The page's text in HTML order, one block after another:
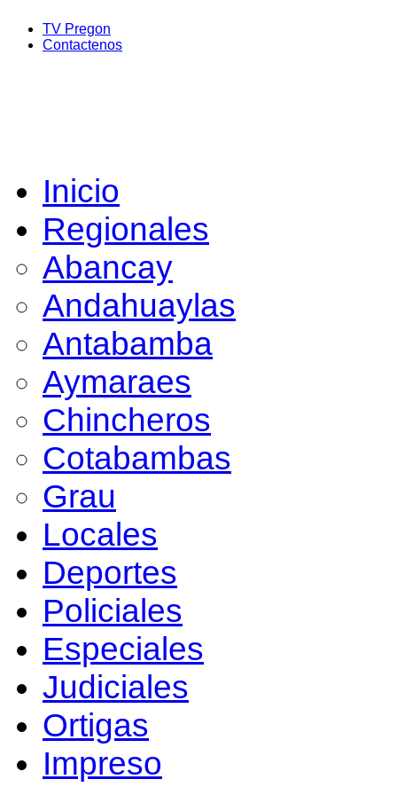
TV Pregon
Contactenos
Inicio
Regionales
Abancay
Andahuaylas
Antabamba
Aymaraes
Chincheros
Cotabambas
Grau
Locales
Deportes
Policiales
Especiales
Judiciales
Ortigas
Impreso